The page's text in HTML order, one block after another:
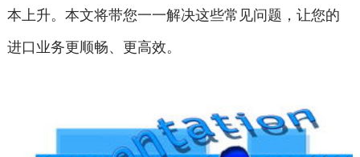
本上升。本文将带您一一解决这些常见问题，让您的
进口业务更顺畅、更高效。